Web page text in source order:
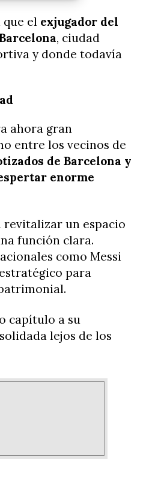
el exjugador del
, ciudad
y donde todavía
ahora gran
entre los vecinos de
de Barcelona y
enorme
un espacio
función clara.
como Messi
para
capítulo a su
lejos de los